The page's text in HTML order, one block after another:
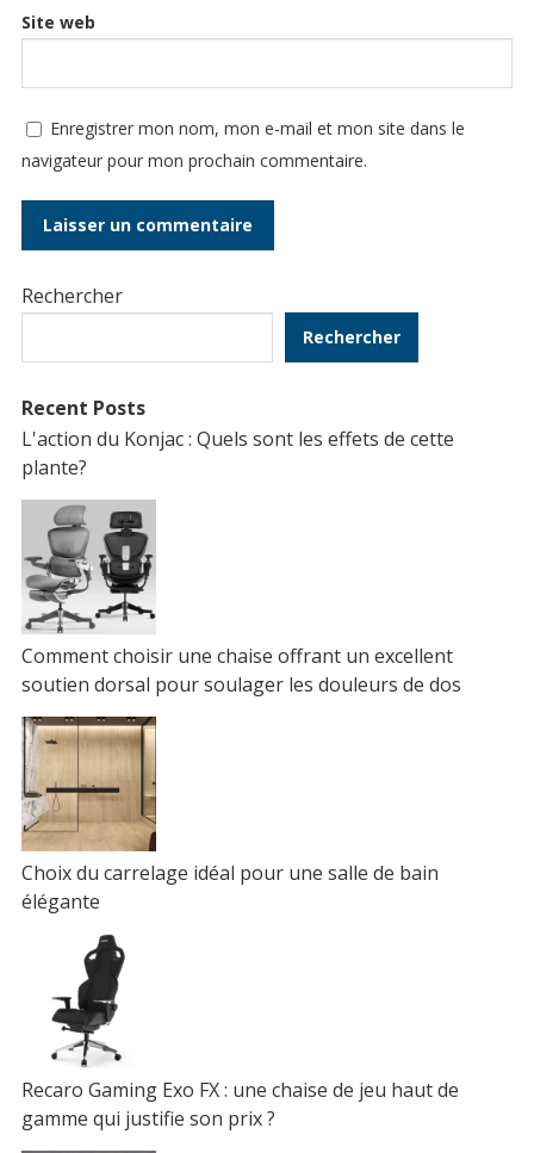
Site web
Enregistrer mon nom, mon e-mail et mon site dans le
navigateur pour mon prochain commentaire.
Rechercher
Rechercher
Recent Posts
L'action du Konjac : Quels sont les effets de cette
plante?
Comment choisir une chaise offrant un excellent
soutien dorsal pour soulager les douleurs de dos
Choix du carrelage idéal pour une salle de bain
élégante
Recaro Gaming Exo FX : une chaise de jeu haut de
gamme qui justifie son prix ?